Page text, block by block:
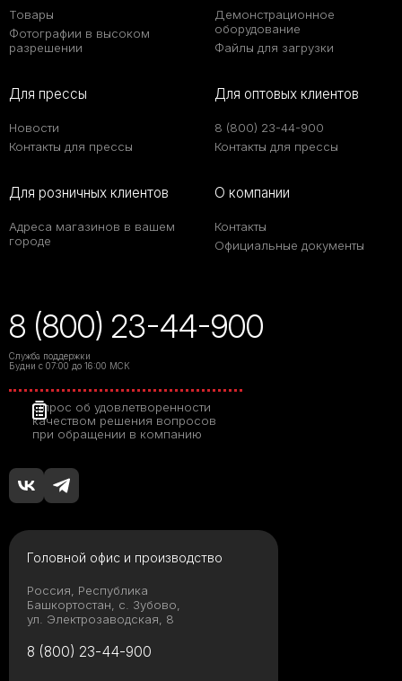
Товары
Фотографии в высоком
разрешении
Демонстрационное
оборудование
Файлы для загрузки
Для прессы
Новости
Контакты для прессы
Для оптовых клиентов
8 (800) 23-44-900
Контакты для прессы
Для розничных клиентов
Адреса магазинов в вашем
городе
О компании
Контакты
Официальные документы
8 (800) 23-44-900
Служба поддержки
Будни с 07:00 до 16:00 МСК
Опрос об удовлетворенности
качеством решения вопросов
при обращении в компанию
Головной офис и производство
Россия, Республика
Башкортостан, с. Зубово,
ул. Электрозаводская, 8
8 (800) 23-44-900